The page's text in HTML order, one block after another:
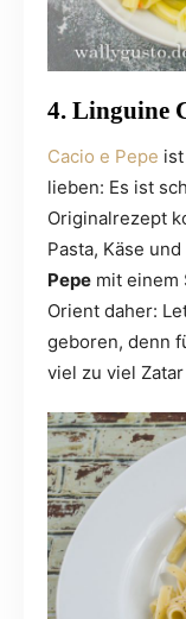
4. Linguine
Cacio e Pepe
lieben: Es ist
Originalrezept
Pasta, Käse
Pepe mit einem
Orient daher:
geboren, denn
viel zu viel